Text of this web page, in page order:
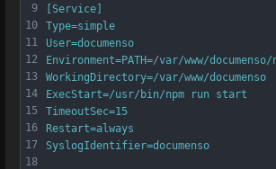
9
10
11
12
13
14
15
16
17
18
[Service]
Type=simple
User=documenso
Environment=PATH=/var/www/
WorkingDirectory=/var/www/documenso
ExecStart=/usr/bin/npm run start
TimeoutSec=15
Restart=always
SyslogIdentifier=documenso